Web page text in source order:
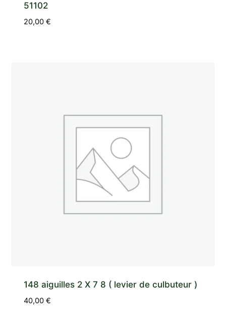
51102
20,00€
148 aiguilles 2 X 7 8 ( levier de culbuteur )
40,00€